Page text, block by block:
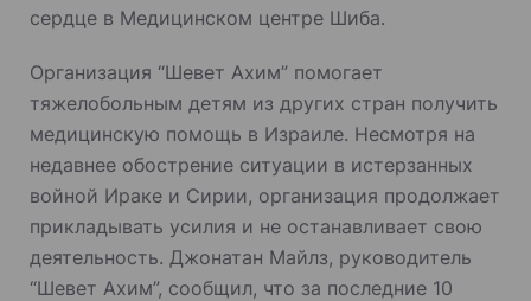
сердце в Медицинском центре Шиба.
Организация “Шевет Ахим” помогает
тяжелобольным детям из других стран получить
медицинскую помощь в Израиле. Несмотря на
недавнее обострение ситуации в истерзанных
войной Ираке и Сирии, организация продолжает
прикладывать усилия и не останавливает свою
деятельность. Джонатан Майлз, руководитель
“Шевет Ахим”, сообщил, что за последние 10